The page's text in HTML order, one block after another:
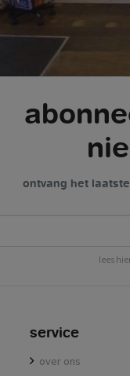
ontvang het
lees
service
over ons